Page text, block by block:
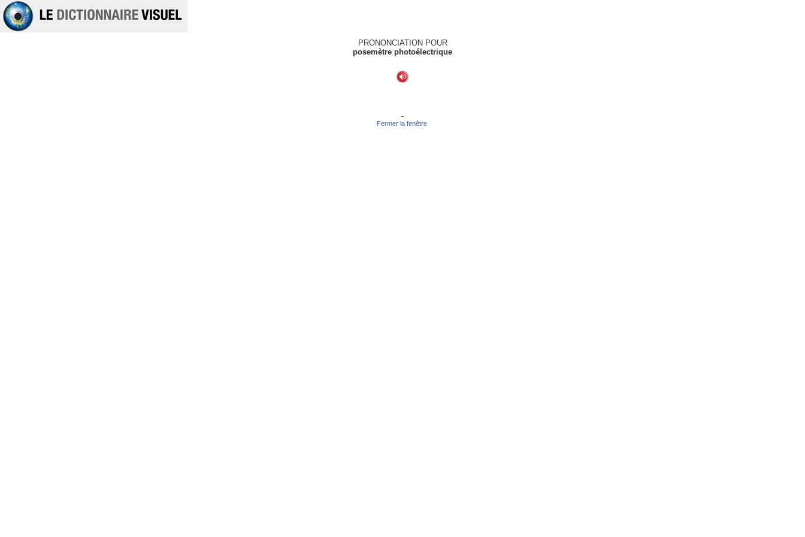
PRONONCIATION POUR
posemètre photoélectrique
-
Fermer la fenêtre